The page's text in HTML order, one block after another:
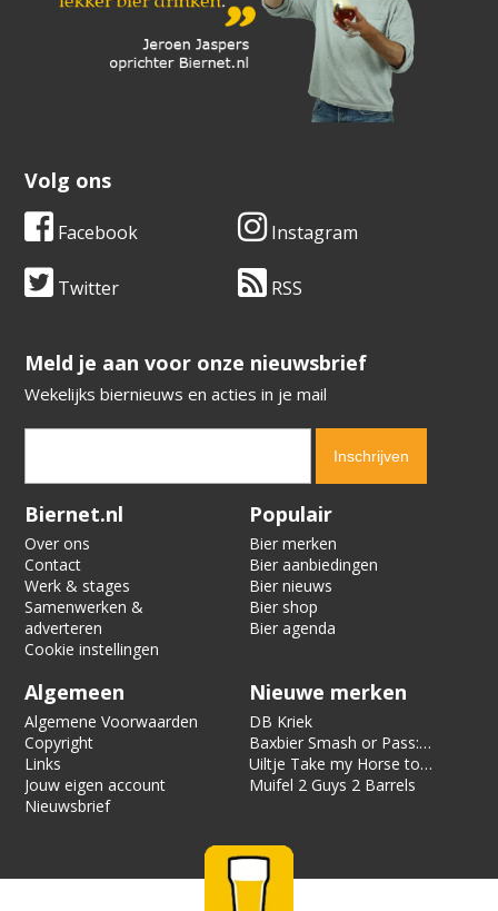
Volg ons
Facebook Instagram
Twitter RSS
​​​​​​​Meld je aan voor onze nieuwsbrief
Wekelijks biernieuws en acties in je mail
Verification code:
Biernet.nl
Over ons
Contact
Werk & stages
Samenwerken &
adverteren
Cookie instellingen
Populair
Bier merken
Bier aanbiedingen
Bier nieuws
Bier shop
Bier agenda
Algemeen
Algemene Voorwaarden
Copyright
Links
Jouw eigen account
Nieuwsbrief
Nieuwe merken
DB Kriek
Baxbier Smash or Pass:
Strata
Uiltje Take my Horse to
the Hotel Room
Muifel 2 Guys 2 Barrels